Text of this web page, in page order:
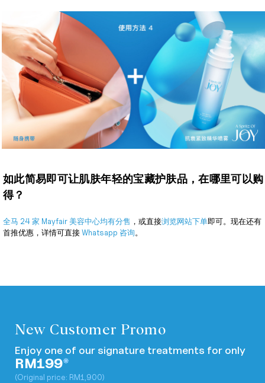
如此简易即可让肌肤年轻的宝藏护肤品，在哪里可以购
得？
全马 24 家 Mayfair 美容中心均有分售 ，或直接浏览网站下单即可。现在还有
首推优惠，详情可直接 Whatsapp 咨询。
New Customer Promo
Enjoy one of our signature treatments for only
RM199*
(Original price: RM1,900)